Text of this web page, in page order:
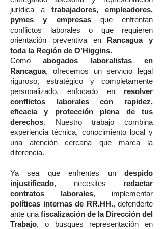
jurídica a trabajadores, empleadores,
pymes y empresasque enfrentan
conflictos laborales o que requieren
orientación preventiva en
Rancagua y
toda la Región de O’Higgins.
Comoabogados laboralistas en
Rancagua, ofrecemos un servicio legal
riguroso, estratégico y completamente
personalizado, enfocado en resolver
conflictos laborales con rapidez,
eficacia y protección plena de tus
derechos. Nuestro trabajo combina
experiencia técnica, conocimiento local y
una atención cercana que marca la
diferencia.
Ya sea que enfrentes un despido
injustificado, necesites redactar
contratos laborales, implementar
políticas internas de RR.HH., defenderte
ante una fiscalización de la Dirección del
Trabajo, o busques representación en